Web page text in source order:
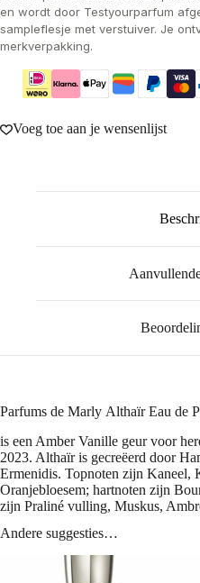
en wordt door Testyourparfum
sampleflesje met verstuiver. Je
merkverpakking.
Voeg toe aan je wensenlijst
Parfums de Marly Althaïr Eau de
is een Amber Vanille geur voor
2023. Althaïr is gecreëerd door
Ermenidis. Topnoten zijn Kaneel,
Oranjebloesem; hartnoten zijn
zijn Praliné vulling, Muskus,
Andere suggesties…